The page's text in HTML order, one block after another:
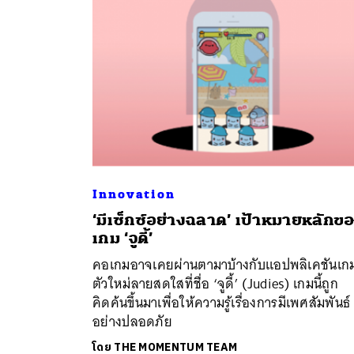
Innovation
‘มีเซ็กซ์อย่างฉลาด’ เป้าหมายหลักข
เกม ‘จูดี้’
คอเกมอาจเคยผ่านตามาบ้างกับแอปพลิเคชันเก
ตัวใหม่ลายสดใสที่ชื่อ ‘จูดี้’ (Judies) เกมนี้ถูก
คิดค้นขึ้นมาเพื่อให้ความรู้เรื่องการมีเพศสัมพันธ์
อย่างปลอดภัย
โดย THE MOMENTUM TEAM